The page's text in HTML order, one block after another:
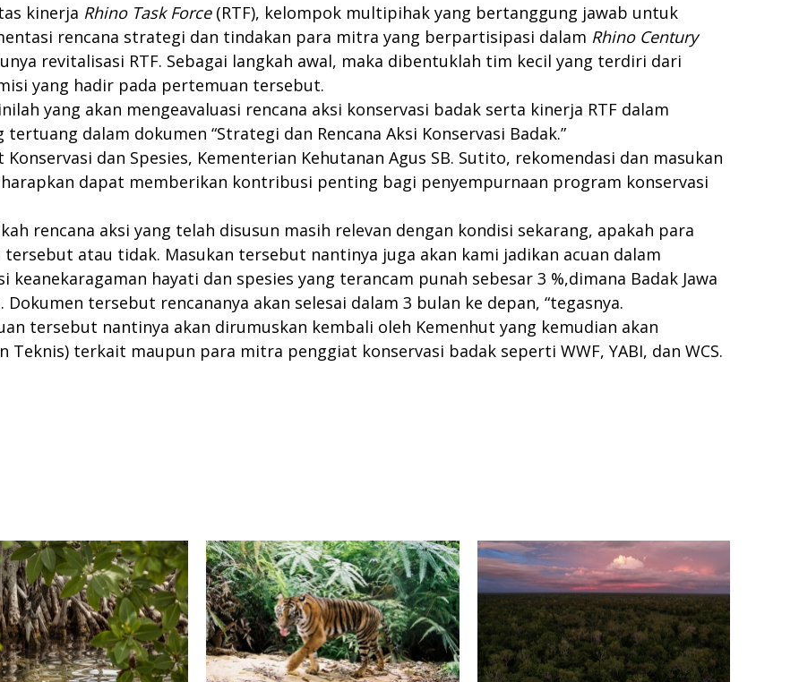
kinerja Rhino Task Force(RTF), kelompok multipihak yang bertanggung jawab untuk
rencana strategi dan tindakan para mitra yang berpartisipasi dalam Rhino Century
revitalisasi RTF. Sebagai langkah awal, maka dibentuklah tim kecil yang terdiri dari
yang hadir pada pertemuan tersebut.
yang akan mengeavaluasi rencana aksi konservasi badak serta kinerja RTF dalam
tertuang dalam dokumen “Strategi dan Rencana Aksi Konservasi Badak.”
dan Spesies, Kementerian Kehutanan Agus SB. Sutito, rekomendasi dan masukan
dapat memberikan kontribusi penting bagi penyempurnaan program konservasi
rencana aksi yang telah disusun masih relevan dengan kondisi sekarang, apakah para
atau tidak. Masukan tersebut nantinya juga akan kami jadikan acuan dalam
keanekaragaman hayati dan spesies yang terancam punah sebesar 3 %,dimana Badak Jawa
tersebut rencananya akan selesai dalam 3 bulan ke depan, “tegasnya.
tersebut nantinya akan dirumuskan kembali oleh Kemenhut yang kemudian akan
Teknis) terkait maupun para mitra penggiat konservasi badak seperti WWF, YABI, dan WCS.